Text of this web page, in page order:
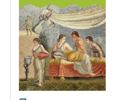
Regulamin darowizn
Informacja o treściach
wrażliwych
Deklaracja dostępności